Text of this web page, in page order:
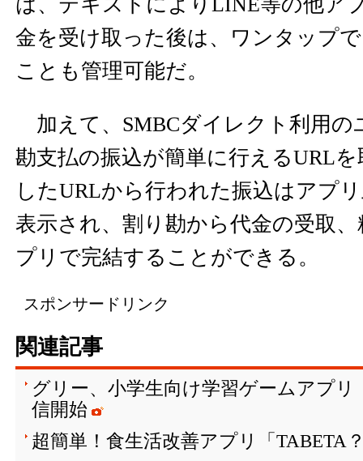
金を受け取った後は、ワンタップ
ことも管理可能だ。
加えて、SMBCダイレクト利用の
勘支払の振込が簡単に行えるURL
したURLから行われた振込はアプ
表示され、割り勘から代金の受取
プリで完結することができる。
スポンサードリンク
関連記事
グリー、小学生向け学習ゲームアプリ
信開始
超簡単！食生活改善アプリ「TABETA